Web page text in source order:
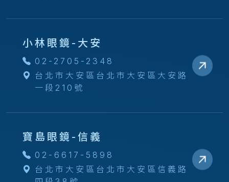
小林眼鏡-大安
02-2705-2348
台北市大安區台北市大安區大安路
一段210號
寶島眼鏡-信義
02-6617-5898
台北市大安區台北市大安區信義路